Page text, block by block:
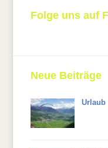
Folge uns auf
Neue Beiträge
Urlaub